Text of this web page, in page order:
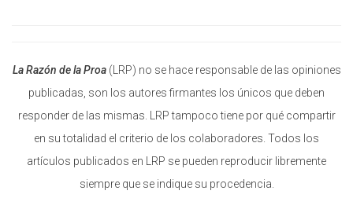
La Razón de la Proa(LRP) no se hace responsable de las opiniones
publicadas, son los autores firmantes los únicos que deben
responder de las mismas. LRP tampoco tiene por qué compartir
en su totalidad el criterio de los colaboradores. Todos los
artículos publicados en LRP se pueden reproducir libremente
siempre que se indique su procedencia.